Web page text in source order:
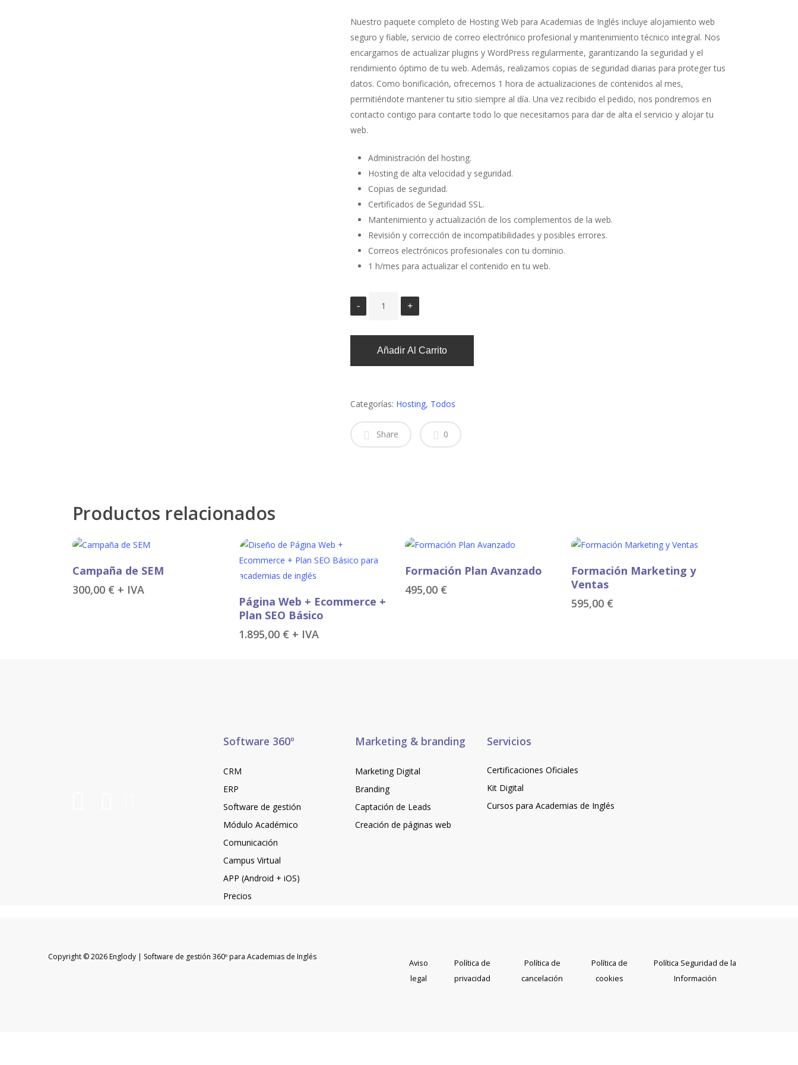
Nuestro paquete completo de Hosting Web para Academias de Inglés incluye alojamiento web
seguro y fiable, servicio de correo electrónico profesional y mantenimiento técnico integral. Nos
encargamos de actualizar plugins y WordPress regularmente, garantizando la seguridad y el
rendimiento óptimo de tu web. Además, realizamos copias de seguridad diarias para proteger tus
datos. Como bonificación, ofrecemos 1 hora de actualizaciones de contenidos al mes,
permitiéndote mantener tu sitio siempre al día. Una vez recibido el pedido, nos pondremos en
contacto contigo para contarte todo lo que necesitamos para dar de alta el servicio y alojar tu
web.
Administración del hosting.
Hosting de alta velocidad y seguridad.
Copias de seguridad.
Certificados de Seguridad SSL.
Mantenimiento y actualización de los complementos de la web.
Revisión y corrección de incompatibilidades y posibles errores.
Correos electrónicos profesionales con tu dominio.
1 h/mes para actualizar el contenido en tu web.
Añadir Al Carrito
Categorías: Hosting, Todos
Share 0
Productos relacionados
Añadir Al Carrito
Campaña de SEM
300,00 € + IVA Añadir Al Carrito
Página Web + Ecommerce +
Plan SEO Básico
1.895,00 € + IVA
Añadir Al Carrito
Formación Plan Avanzado
495,00 €
Añadir Al Carrito
Formación Marketing y
Ventas
595,00 €
Software 360º
CRM
ERP
Software de gestión
Módulo Académico
Comunicación
Campus Virtual
APP (Android + iOS)
Precios
Marketing & branding
Marketing Digital
Branding
Captación de Leads
Creación de páginas web
Servicios
Certificaciones Oficiales
Kit Digital
Cursos para Academias de Inglés
Copyright © 2026 Englody | Software de gestión 360º para Academias de Inglés
Aviso
legal
Política de
privacidad
Política de
cancelación
Política de
cookies
Política Seguridad de la
Información